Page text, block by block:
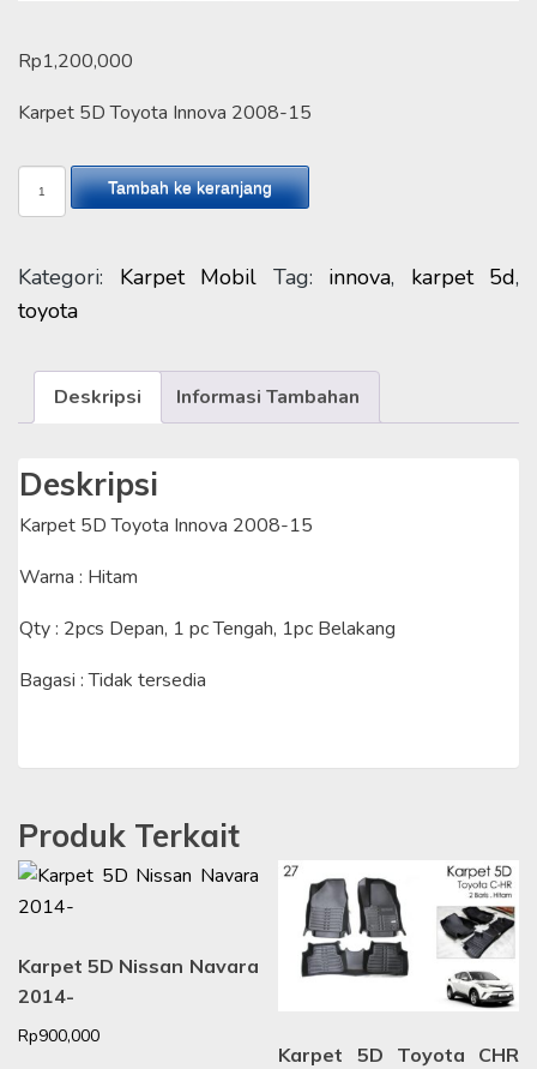
Rp1,200,000
Karpet 5D Toyota Innova 2008-15
Kuantitas
Karpet
Toyota
Innova
15
Tambah ke keranjang
Kategori: Karpet Mobil Tag: innova, karpet 5d,
toyota
Deskripsi Informasi Tambahan
Deskripsi
Karpet 5D Toyota Innova 2008-15
Warna : Hitam
Qty : 2pcs Depan, 1 pc Tengah, 1pc Belakang
Bagasi : Tidak tersedia
Produk Terkait
Karpet 5D Nissan Navara
2014-
Rp900,000
Karpet 5D Toyota CHR